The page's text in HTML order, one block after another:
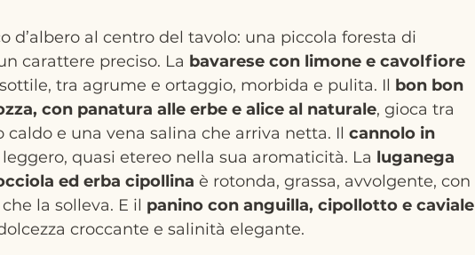
d’albero al centro del tavolo: una piccola foresta di
carattere preciso. La bavarese con limone e cavolfiore
tra agrume e ortaggio, morbida e pulita. Il bon bon
con panatura alle erbe e alice al naturale, gioca tra
caldo e una vena salina che arriva netta. Il cannolo in
quasi etereo nella sua aromaticità. La luganega
ed erba cipollina è rotonda, grassa, avvolgente, con
la solleva. E il panino con anguilla, cipollotto e caviale
croccante e salinità elegante.